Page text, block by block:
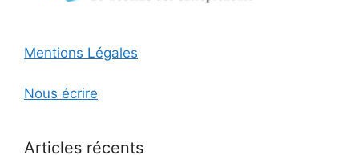
Mentions Légales
Nous écrire
Articles récents